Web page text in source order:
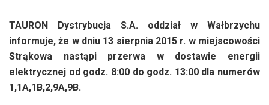
TAURON Dystrybucja S.A. oddział w Wałbrzychu
informuje, że w dniu 13 sierpnia 2015 r. w miejscowości
Strąkowa nastąpi przerwa w dostawie energii
elektrycznej od godz. 8:00 do godz. 13:00 dla numerów
1,1A,1B,2,9A,9B.